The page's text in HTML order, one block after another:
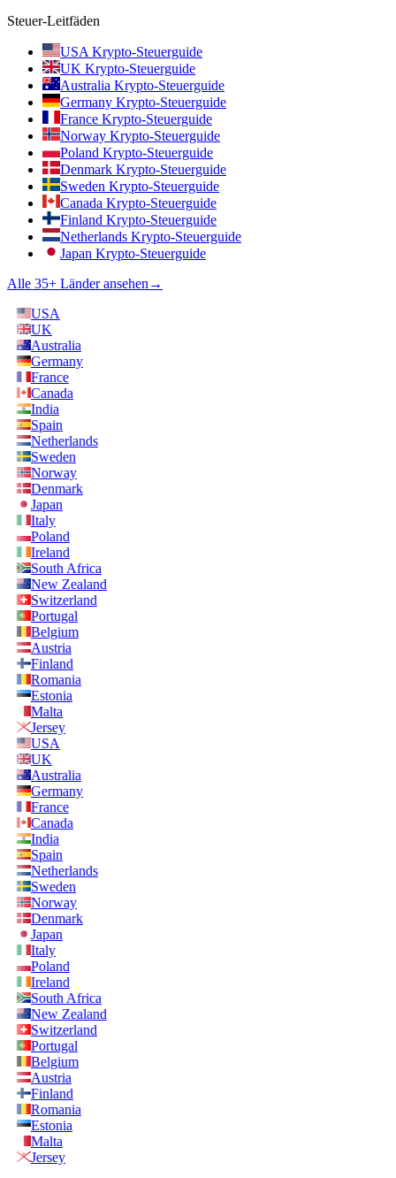
Steuer-Leitfäden
USA Krypto-Steuerguide
UK Krypto-Steuerguide
Australia Krypto-Steuerguide
Germany Krypto-Steuerguide
France Krypto-Steuerguide
Norway Krypto-Steuerguide
Poland Krypto-Steuerguide
Denmark Krypto-Steuerguide
Sweden Krypto-Steuerguide
Canada Krypto-Steuerguide
Finland Krypto-Steuerguide
Netherlands Krypto-Steuerguide
Japan Krypto-Steuerguide
Alle 35+ Länder ansehen →
USA
UK
Australia
Germany
France
Canada
India
Spain
Netherlands
Sweden
Norway
Denmark
Japan
Italy
Poland
Ireland
South Africa
New Zealand
Switzerland
Portugal
Belgium
Austria
Finland
Romania
Estonia
Malta
Jersey
USA
UK
Australia
Germany
France
Canada
India
Spain
Netherlands
Sweden
Norway
Denmark
Japan
Italy
Poland
Ireland
South Africa
New Zealand
Switzerland
Portugal
Belgium
Austria
Finland
Romania
Estonia
Malta
Jersey